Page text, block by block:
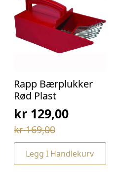
Rapp Bærplukker
Rød Plast
kr169,00
Opprinnelig
pris
var:
kr129,00
Nåværende
pris
er:Legg I Handlekurv